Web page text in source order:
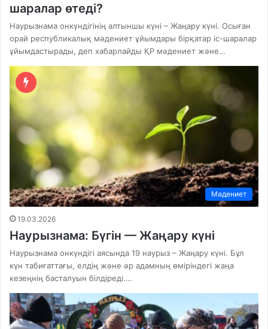
шаралар өтеді?
Наурызнама онкүндігінің алтыншы күні – Жаңару күні. Осыған
орай республикалық мәдениет ұйымдары бірқатар іс-шаралар
ұйымдастырады, деп хабарлайды ҚР мәдениет және…
Мәдениет
19.03.2026
Наурызнама: Бүгін — Жаңару күні
Наурызнама онкүндігі аясында 19 наурыз – Жаңару күні. Бұл
күн табиғаттағы, елдің және әр адамның өміріндегі жаңа
кезеңнің басталуын білдіреді.…